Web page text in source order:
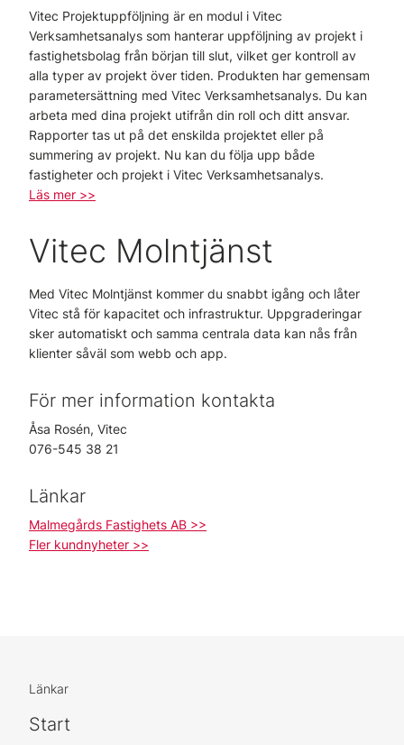
Vitec Projektuppföljning är en modul i Vitec
Verksamhetsanalys som hanterar uppföljning av projekt i
fastighetsbolag från början till slut, vilket ger kontroll av
alla typer av projekt över tiden. Produkten har gemensam
parametersättning med Vitec Verksamhetsanalys. Du kan
arbeta med dina projekt utifrån din roll och ditt ansvar.
Rapporter tas ut på det enskilda projektet eller på
summering av projekt. Nu kan du följa upp både
fastigheter och projekt i Vitec Verksamhetsanalys.
Läs mer >>
Vitec Molntjänst
Med Vitec Molntjänst kommer du snabbt igång och låter
Vitec stå för kapacitet och infrastruktur. Uppgraderingar
sker automatiskt och samma centrala data kan nås från
klienter såväl som webb och app.
För mer information kontakta
Åsa Rosén, Vitec
076-545 38 21
Länkar
Malmegårds Fastighets AB >>
Fler kundnyheter >>
Länkar
Start